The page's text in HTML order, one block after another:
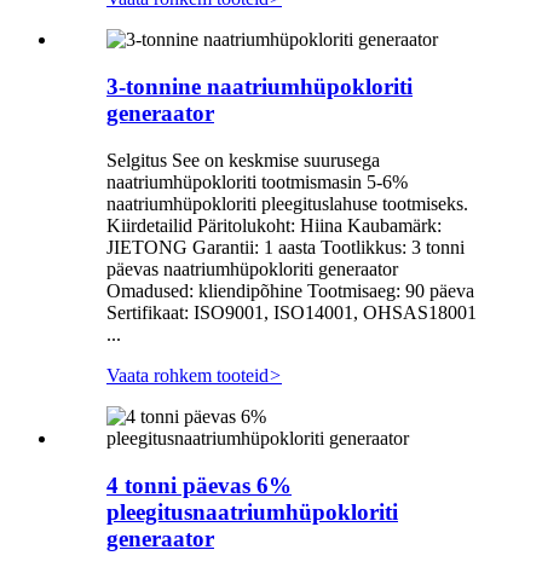
3-tonnine naatriumhüpokloriti
generaator
Selgitus See on keskmise suurusega
naatriumhüpokloriti tootmismasin 5-6%
naatriumhüpokloriti pleegituslahuse tootmiseks.
Kiirdetailid Päritolukoht: Hiina Kaubamärk:
JIETONG Garantii: 1 aasta Tootlikkus: 3 tonni
päevas naatriumhüpokloriti generaator
Omadused: kliendipõhine Tootmisaeg: 90 päeva
Sertifikaat: ISO9001, ISO14001, OHSAS18001
...
Vaata rohkem tooteid>
4 tonni päevas 6%
pleegitusnaatriumhüpokloriti
generaator